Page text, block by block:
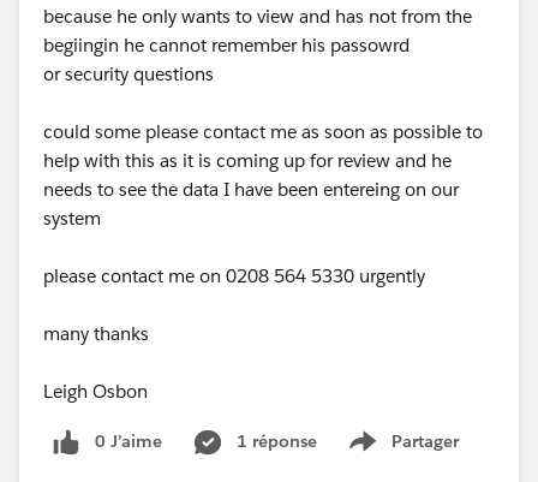
because he only wants to view and has not from the
begiingin he cannot remember his passowrd
or security questions
could some please contact me as soon as possible to
help with this as it is coming up for review and he
needs to see the data I have been entereing on our
system
please contact me on 0208 564 5330 urgently
many thanks
Leigh Osbon
0 J’aime 1 réponse Partager
Show menu